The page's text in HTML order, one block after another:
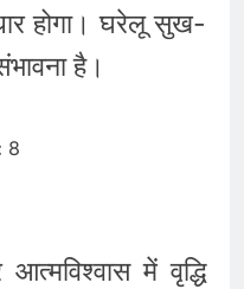
होगा। घरेलू सुख-
है।
8
में वृद्धि